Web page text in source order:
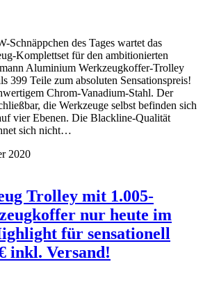
Schnäppchen des Tages wartet das
Komplettset für den ambitionierten
Aluminium Werkzeugkoffer-Trolley
399 Teile zum absoluten Sensationspreis!
Chrom-Vanadium-Stahl. Der
die Werkzeuge selbst befinden sich
vier Ebenen. Die Blackline-Qualität
sich nicht…
2020
Trolley mit 1.005-
nur heute im
für sensationell
inkl. Versand!